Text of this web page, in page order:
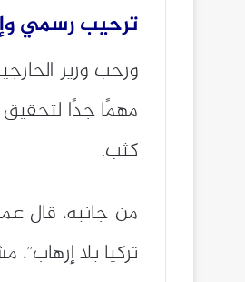
ترحيب رسمي
ورحب وزير
مهمًا جدًا لتحقيق
كثب.
من جانبه، قال
تركيا بلا